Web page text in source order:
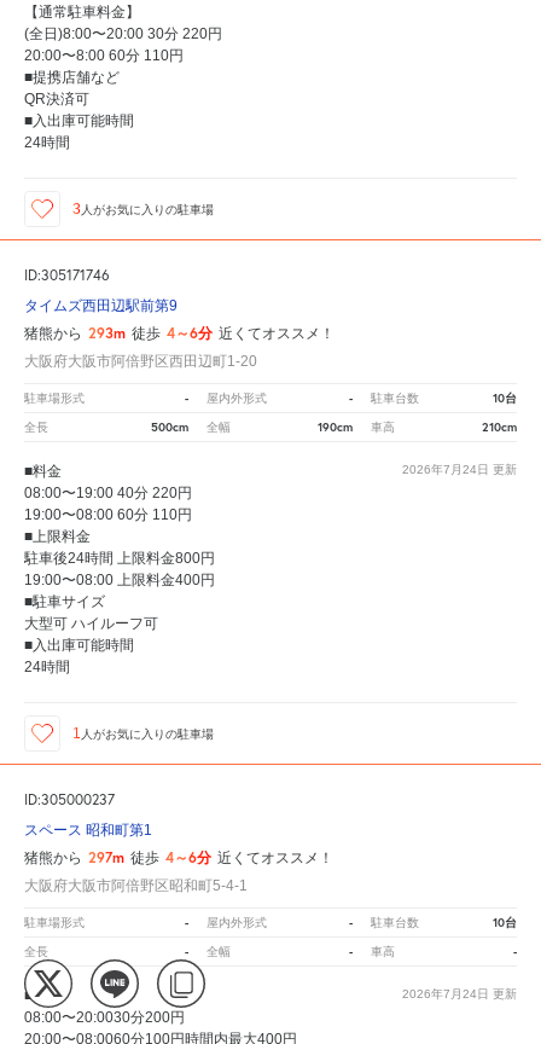
【通常駐車料金】
(全日)8:00〜20:00 30分 220円
20:00〜8:00 60分 110円
■提携店舗など
QR決済可
■入出庫可能時間
24時間
3 人がお気に入りの駐車場
ID:305171746
タイムズ西田辺駅前第9
猪熊から 293m 徒歩 4～6分 近くてオススメ！
大阪府大阪市阿倍野区西田辺町1-20
駐車場形式 - 屋内外形式 - 駐車台数 10台
全長 500cm 全幅 190cm 車高 210cm
2026年7月24日 更新
■料金
08:00〜19:00 40分 220円
19:00〜08:00 60分 110円
■上限料金
駐車後24時間 上限料金800円
19:00〜08:00 上限料金400円
■駐車サイズ
大型可 ハイルーフ可
■入出庫可能時間
24時間
1 人がお気に入りの駐車場
ID:305000237
スペース 昭和町第1
猪熊から 297m 徒歩 4～6分 近くてオススメ！
大阪府大阪市阿倍野区昭和町5-4-1
駐車場形式 - 屋内外形式 - 駐車台数 10台
全長 - 全幅 - 車高 -
2026年7月24日 更新
■料金
08:00〜20:0030分200円
20:00〜08:0060分100円時間内最大400円